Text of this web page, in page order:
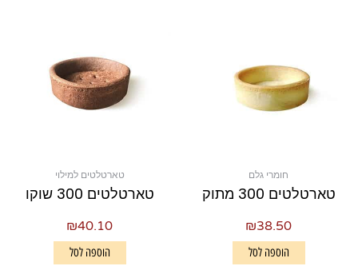
חומרי גלם
טארטלטים 300 מתוק
₪38.50
הוספה לסל
טארטלטים למילוי
טארטלטים 300 שוקו
₪40.10
הוספה לסל